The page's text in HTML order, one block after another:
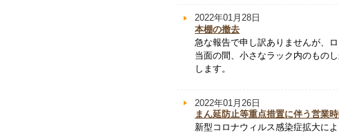
2022年01月28日
本棚の撤去
急な報告で申し訳ありませんが、
当面の間、小さなラック内のもの
します。
2022年01月26日
まん延防止等重点措置に伴う営業
新型コロナウィルス感染症拡大に